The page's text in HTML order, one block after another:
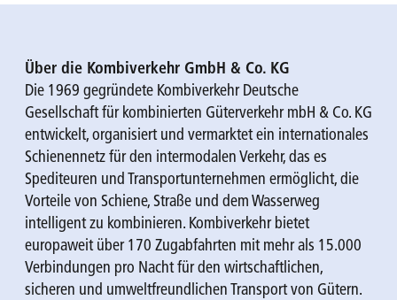
Über die Kombiverkehr GmbH & Co. KG
Die 1969 gegründete Kombiverkehr Deutsche
Gesellschaft für kombinierten Güterverkehr mbH & Co. KG
entwickelt, organisiert und vermarktet ein internationales
Schienennetz für den intermodalen Verkehr, das es
Spediteuren und Transportunternehmen ermöglicht, die
Vorteile von Schiene, Straße und dem Wasserweg
intelligent zu kombinieren. Kombiverkehr bietet
europaweit über 170 Zugabfahrten mit mehr als 15.000
Verbindungen pro Nacht für den wirtschaftlichen,
sicheren und umweltfreundlichen Transport von Gütern.